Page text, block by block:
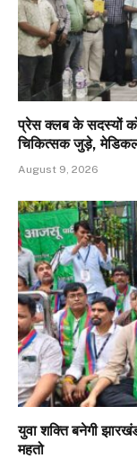
प्रेस क्लब के सदस्यों
चिकित्सक जुड़े,
August 9, 2026
युवा शक्ति बनेगी
महतो